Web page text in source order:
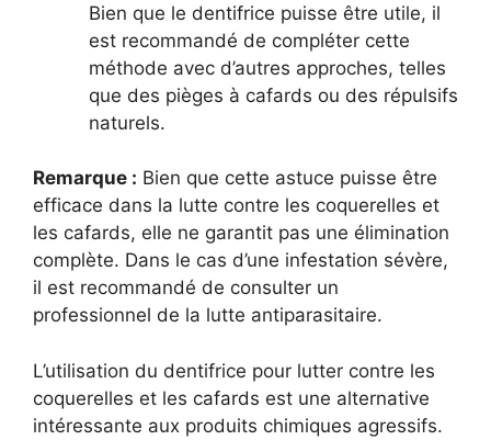
Bien que le dentifrice puisse être utile, il
est recommandé de compléter cette
méthode avec d’autres approches, telles
que des pièges à cafards ou des répulsifs
naturels.
Remarque : Bien que cette astuce puisse être
efficace dans la lutte contre les coquerelles et
les cafards, elle ne garantit pas une élimination
complète. Dans le cas d’une infestation sévère,
il est recommandé de consulter un
professionnel de la lutte antiparasitaire.
L’utilisation du dentifrice pour lutter contre les
coquerelles et les cafards est une alternative
intéressante aux produits chimiques agressifs.